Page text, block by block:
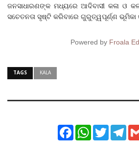
ଜନସାଧାରଣଙ୍କ ମଧ୍ୟରେ ଆଦିବାସୀ କଳା ଓ
ସଚେତନତା ସୃଷ୍ଟି କରିବାରେ ଗୁରୁତ୍ୱପୂର୍ଣ୍ଣ
Powered by Froala
TAGS KALA
FacebookWhatsApp
Twitter